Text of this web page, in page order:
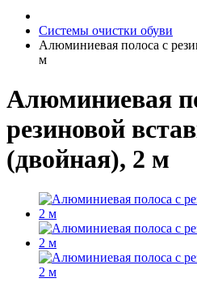
Системы очистки обуви
Алюминиевая полоса с
м
Алюминиевая
резиновой
(двойная), 2 м